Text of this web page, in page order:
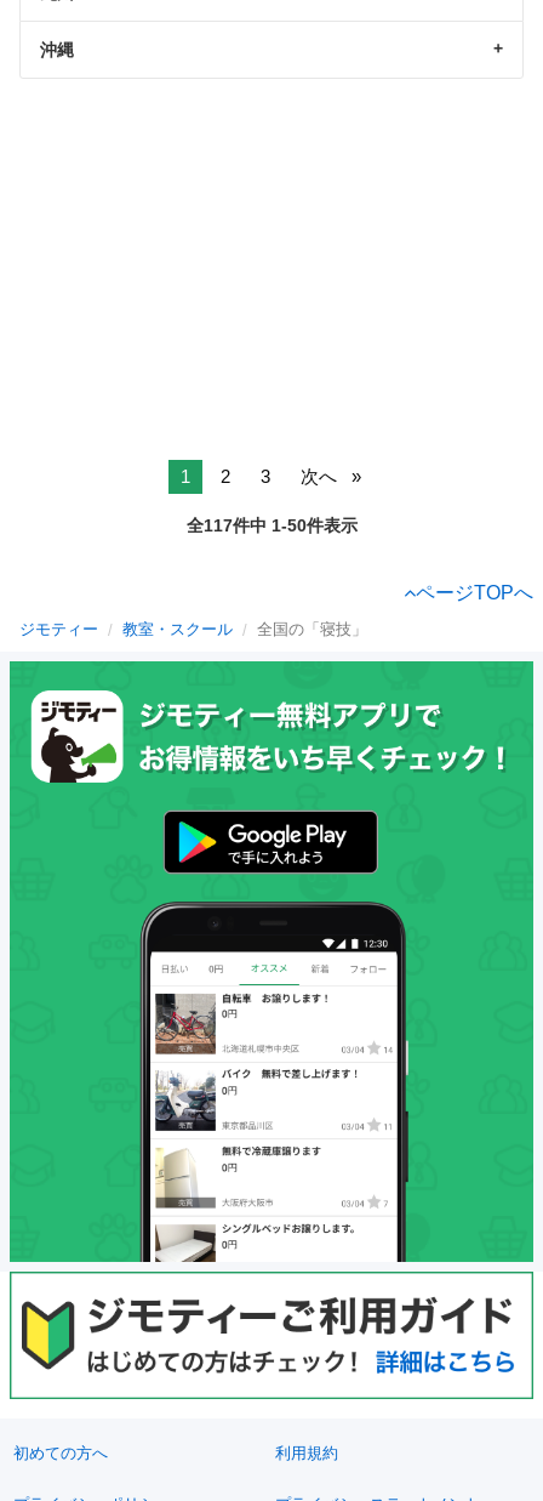
沖縄
1 2 3 次へ
全117件中 1-50件表示
ページTOPへ
ジモティー 教室・スクール 全国の「寝技」
初めての方へ 利用規約